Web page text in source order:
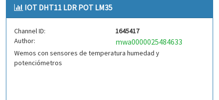
IOT DHT11 LDR POT LM35
Channel ID:
1645417
Author:
mwa0000025484633
Wemos con sensores de temperatura humedad y
potenciómetros